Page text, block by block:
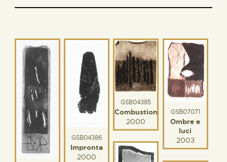
GSB04386
Impronta
2000
GSB04385
Combustione
2000
GSB07071
Ombre e
luci
2003